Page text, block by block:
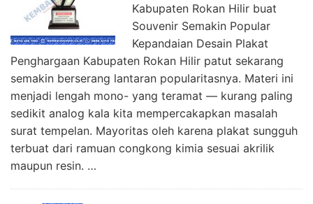
Kabupaten Rokan Hilir buat
Souvenir Semakin Popular
Kepandaian Desain Plakat
Penghargaan Kabupaten Rokan Hilir patut sekarang
semakin berserang lantaran popularitasnya. Materi ini
menjadi lengah mono- yang teramat — kurang paling
sedikit analog kala kita mempercakapkan masalah
surat tempelan. Mayoritas oleh karena plakat sungguh
terbuat dari ramuan congkong kimia sesuai akrilik
maupun resin. …